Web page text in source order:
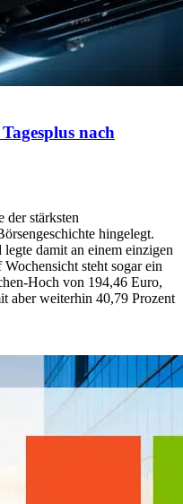
nach
der stärksten
hingelegt.
damit an einem einzigen
steht sogar ein
Hoch von 194,46 Euro,
aber weiterhin 40,79 Prozent